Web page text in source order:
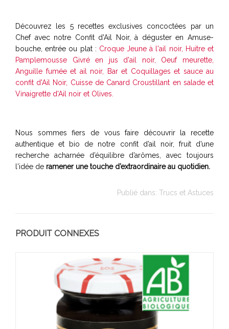
Découvrez les 5 recettes exclusives concoctées par un
Chef avec notre Confit d'Ail Noir, à déguster en Amuse-
bouche, entrée ou plat : Croque Jeune à l'ail noir, Huitre et
Pamplemousse Givré en jus d'ail noir, Oeuf meurette,
Anguille fumée et ail noir, Bar et Coquillages et sauce au
confit d'Ail Noir, Cuisse de Canard Croustillant en salade et
Vinaigrette d'Ail noir et Olives.
Nous sommes fiers de vous faire découvrir la recette
authentique et bio de notre confit d’ail noir, fruit d’une
recherche acharnée d’équilibre d’arômes, avec toujours
l'idée de ramener une touche d’extraordinaire au quotidien.
Publié dans: Trucs et Astuces
PRODUIT CONNEXES